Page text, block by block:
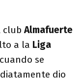
clubAlmafuerte
a la Liga
se
dio